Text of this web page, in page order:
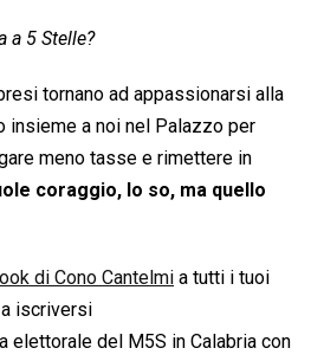
a 5 Stelle?
tornano ad appassionarsi alla
insieme a noi nel Palazzo per
meno tasse e rimettere in
coraggio, lo so, ma quello
di Cono Cantelmi a tutti i tuoi
iscriversi
elettorale del M5S in Calabria con